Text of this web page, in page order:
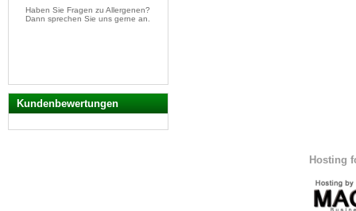
Haben Sie Fragen zu Allergenen?
Dann sprechen Sie uns gerne an.
Kundenbewertungen
Hosting